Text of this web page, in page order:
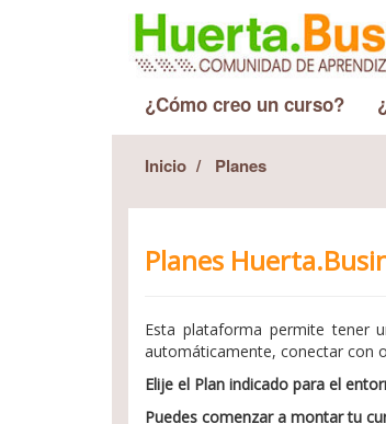
¿Cómo creo un curso?
Inicio Planes
Planes
Esta plataforma permite tener
automáticamente, conectar con
Elije el Plan indicado para el
Puedes comenzar a montar tu